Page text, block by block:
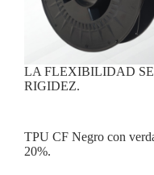
LA FLEXIBILIDAD
RIGIDEZ.
TPU CF Negro con
20%.